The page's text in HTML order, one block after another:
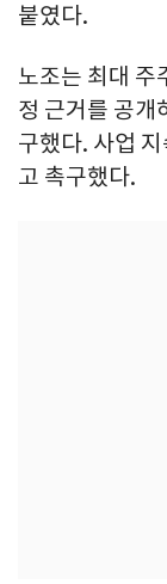
붙였다.
노조는 최대
정 근거를 공개
구했다. 사업
고 촉구했다.